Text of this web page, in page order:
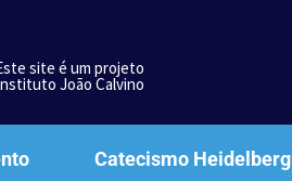
site é um projeto
João Calvino
Catecismo Heidelberg